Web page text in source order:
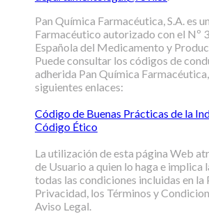
Pan Química Farmacéutica, S.A. es
Farmacéutico autorizado con el Nº
Española del Medicamento y
Puede consultar los códigos de
adherida Pan Química Farmacéutica,
siguientes enlaces:
Código de Buenas Prácticas de la
Código Ético
La utilización de esta página Web
de Usuario a quien lo haga e implica
todas las condiciones incluidas en la
Privacidad, los Términos y
Aviso Legal.